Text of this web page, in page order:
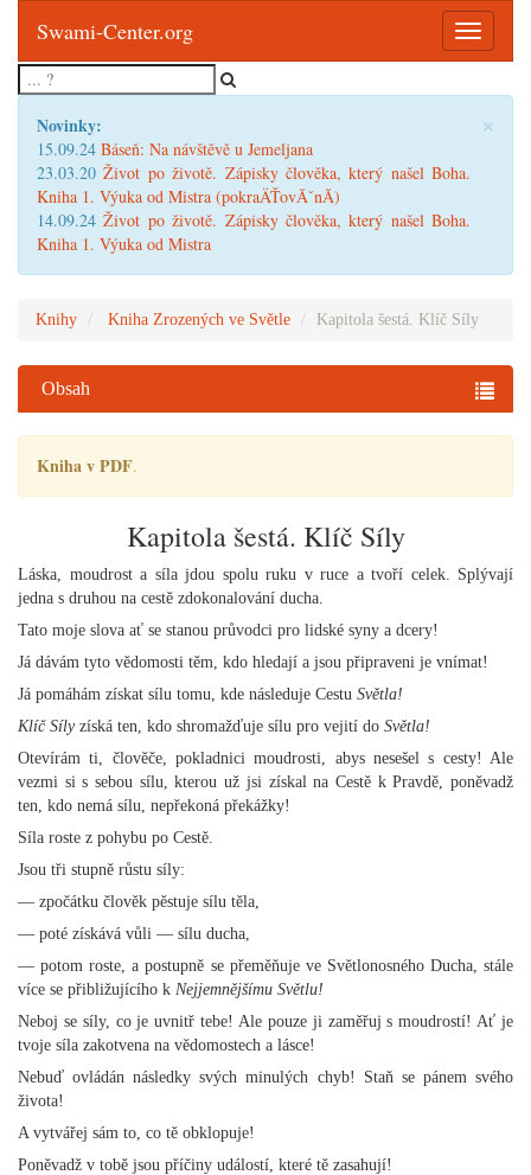
Toggle
Swami-Center.org
×
Novinky:
15.09.24 Báseň: Na návštěvě u Jemeljana
23.03.20Život po životě. Zápisky člověka, který našel Boha.
Kniha 1. Výuka od Mistra (pokraÄŤovĂˇnĂ­)
14.09.24Život po životě. Zápisky člověka, který našel Boha.
Kniha 1. Výuka od Mistra
Knihy Kniha Zrozených ve Světle Kapitola šestá. Klíč Síly
Obsah
Kniha v PDF.
Kapitola šestá. Klíč Síly
Láska, moudrost a síla jdou spolu ruku v ruce a tvoří celek. Splývají
jedna s druhou na cestě zdokonalování ducha.
Tato moje slova ať se stanou průvodci pro lidské syny a dcery!
Já dávám tyto vědomosti těm, kdo hledají a jsou připraveni je vnímat!
Já pomáhám získat sílu tomu, kde následuje Cestu Světla!
Klíč Sílyzíská ten, kdo shromažďuje sílu pro vejití do Světla!
Otevírám ti, člověče, pokladnici moudrosti, abys nesešel s cesty! Ale
vezmi si s sebou sílu, kterou už jsi získal na Cestě k Pravdě, poněvadž
ten, kdo nemá sílu, nepřekoná překážky!
Síla roste z pohybu po Cestě.
Jsou tři stupně růstu síly:
— zpočátku člověk pěstuje sílu těla,
— poté získává vůli — sílu ducha,
— potom roste, a postupně se přeměňuje ve Světlonosného Ducha, stále
více se přibližujícího k Nejjemnějšímu Světlu!
Neboj se síly, co je uvnitř tebe! Ale pouze ji zaměřuj s moudrostí! Ať je
tvoje síla zakotvena na vědomostech a lásce!
Nebuď ovládán následky svých minulých chyb! Staň se pánem svého
života!
A vytvářej sám to, co tě obklopuje!
Poněvadž v tobě jsou příčiny událostí, které tě zasahují!